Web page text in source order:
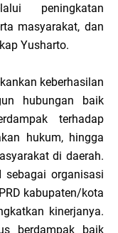
peningkatan
masyarakat, dan
Yusharto.
keberhasilan
hubungan baik
terhadap
hukum, hingga
di daerah.
sebagai organisasi
kabupaten/kota
kinerjanya.
berdampak baik